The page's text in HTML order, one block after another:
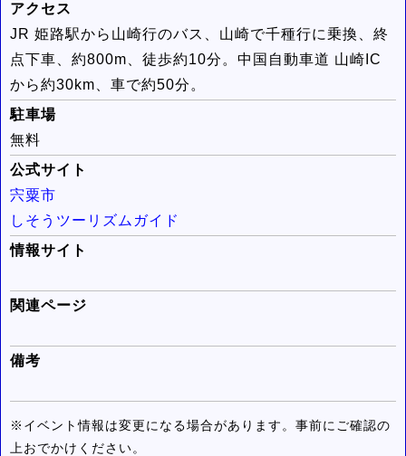
アクセス
JR 姫路駅から山崎行のバス、山崎で千種行に乗換、終
点下車、約800m、徒歩約10分。中国自動車道 山崎IC
から約30km、車で約50分。
駐車場
無料
公式サイト
宍粟市
しそうツーリズムガイド
情報サイト
関連ページ
備考
※イベント情報は変更になる場合があります。事前にご確認の
上おでかけください。